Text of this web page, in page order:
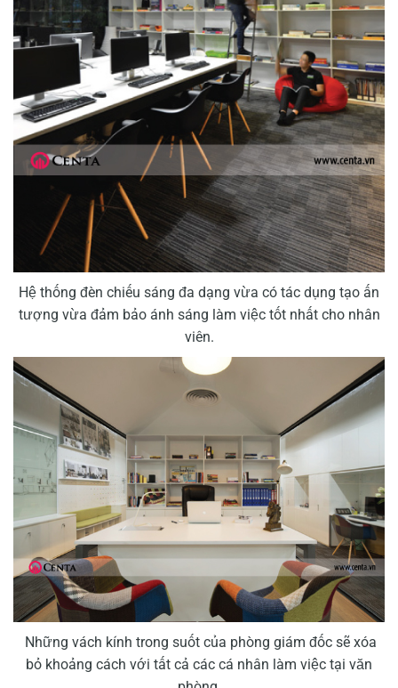
Hệ thống đèn chiếu sáng đa dạng vừa có tác dụng tạo ấn
tượng vừa đảm bảo ánh sáng làm việc tốt nhất cho nhân
viên.
Những vách kính trong suốt của phòng giám đốc sẽ xóa
bỏ khoảng cách với tất cả các cá nhân làm việc tại văn